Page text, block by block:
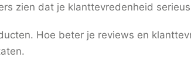
zien dat je klanttevredenheid
Hoe beter je reviews en